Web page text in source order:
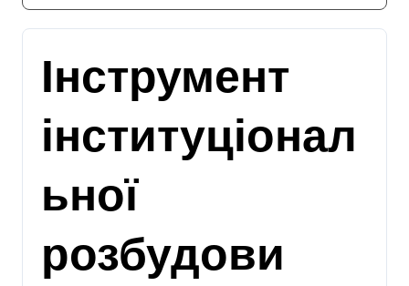
Інструмент
інституціонал
ьної
розбудови